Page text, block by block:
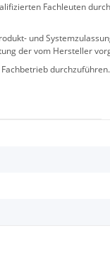
Fachleuten
und
der vom Hersteller